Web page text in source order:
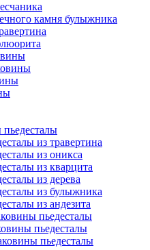
камня булыжника
из травертина
из оникса
из кварцита
из дерева
из булыжника
из андезита
пьедесталы
пьедесталы
пьедесталы